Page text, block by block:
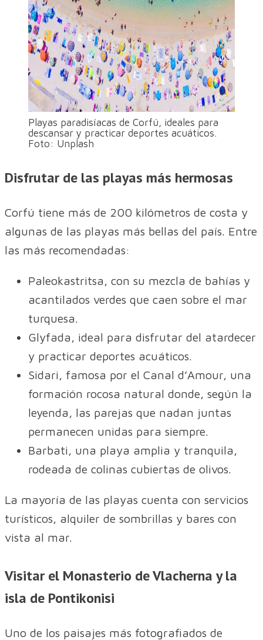
Playas paradisíacas de Corfú, ideales para
descansar y practicar deportes acuáticos.
Foto: Unplash
Disfrutar de las playas más hermosas
Corfú tiene más de 200 kilómetros de costa y
algunas de las playas más bellas del país. Entre
las más recomendadas:
Paleokastritsa, con su mezcla de bahías y
acantilados verdes que caen sobre el mar
turquesa.
Glyfada, ideal para disfrutar del atardecer
y practicar deportes acuáticos.
Sidari, famosa por el Canal d’Amour, una
formación rocosa natural donde, según la
leyenda, las parejas que nadan juntas
permanecen unidas para siempre.
Barbati, una playa amplia y tranquila,
rodeada de colinas cubiertas de olivos.
La mayoría de las playas cuenta con servicios
turísticos, alquiler de sombrillas y bares con
vista al mar.
Visitar el Monasterio de Vlacherna y la
isla de Pontikonisi
Uno de los paisajes más fotografiados de